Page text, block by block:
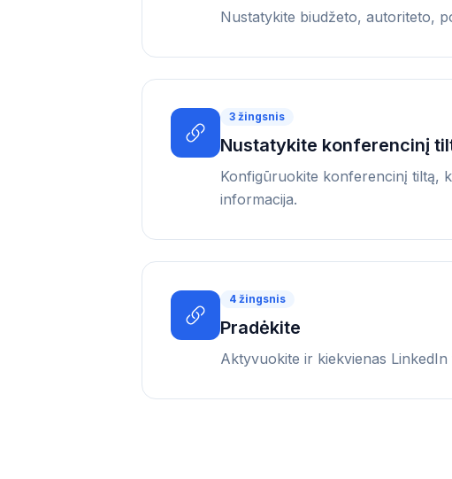
Nustatykite biudžeto, autoriteto,
3 žingsnis
Nustatykite konferencinį
Konfigūruokite konferencinį tiltą,
informacija.
4 žingsnis
Pradėkite
Aktyvuokite ir kiekvienas